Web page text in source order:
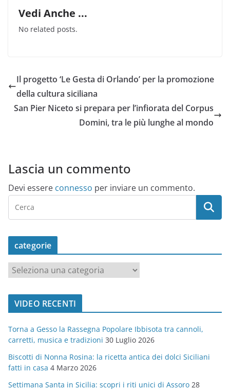
Vedi Anche ...
No related posts.
Il progetto ‘Le Gesta di Orlando’ per la promozione
della cultura siciliana
San Pier Niceto si prepara per l’infiorata del Corpus
Domini, tra le più lunghe al mondo
Lascia un commento
Devi essere connesso per inviare un commento.
categorie
a
t
o
r
i
e
VIDEO RECENTI
Torna a Gesso la Rassegna Popolare Ibbisota tra cannoli,
carretti, musica e tradizioni 30 Luglio 2026
Biscotti di Nonna Rosina: la ricetta antica dei dolci Siciliani
fatti in casa 4 Marzo 2026
Settimana Santa in Sicilia: scopri i riti unici di Assoro 28